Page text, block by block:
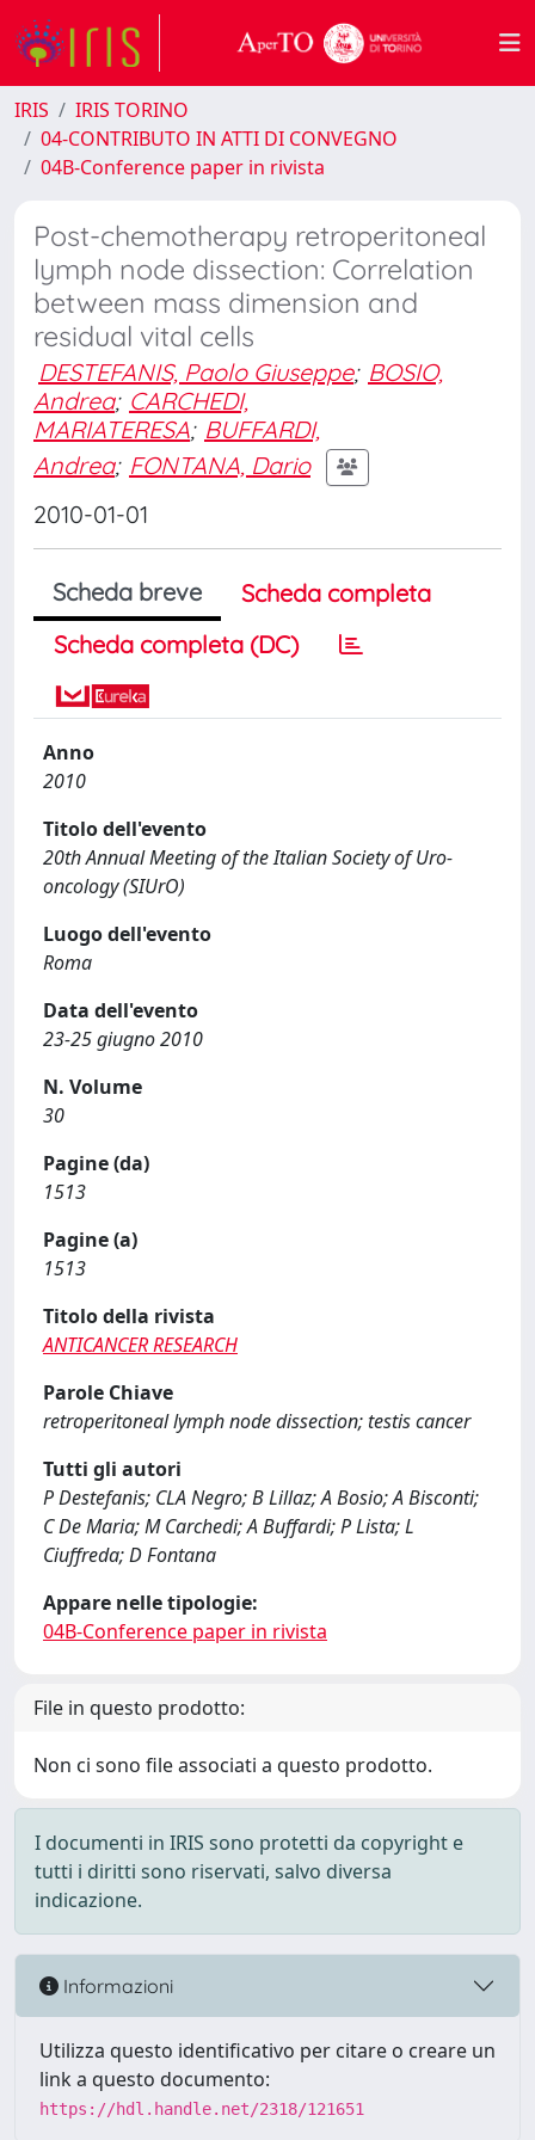
IRIS
IRIS TORINO
04-CONTRIBUTO IN ATTI DI CONVEGNO
04B-Conference paper in rivista
Post-chemotherapy retroperitoneal
lymph node dissection: Correlation
between mass dimension and
residual vital cells
DESTEFANIS, Paolo Giuseppe; BOSIO,
Andrea; CARCHEDI,
MARIATERESA; BUFFARDI,
Andrea; FONTANA, Dario
2010-01-01
Scheda breve
Scheda completa
Scheda completa (DC)
Anno
2010
Titolo dell'evento
20th Annual Meeting of the Italian Society of Uro-
oncology (SIUrO)
Luogo dell'evento
Roma
Data dell'evento
23-25 giugno 2010
N. Volume
30
Pagine (da)
1513
Pagine (a)
1513
Titolo della rivista
ANTICANCER RESEARCH
Parole Chiave
retroperitoneal lymph node dissection; testis cancer
Tutti gli autori
P Destefanis; CLA Negro; B Lillaz; A Bosio; A Bisconti;
C De Maria; M Carchedi; A Buffardi; P Lista; L
Ciuffreda; D Fontana
Appare nelle tipologie:
04B-Conference paper in rivista
File in questo prodotto:
Non ci sono file associati a questo prodotto.
I documenti in IRIS sono protetti da copyright e
tutti i diritti sono riservati, salvo diversa
indicazione.
Informazioni
Utilizza questo identificativo per citare o creare un
link a questo documento:
https://hdl.handle.net/2318/121651